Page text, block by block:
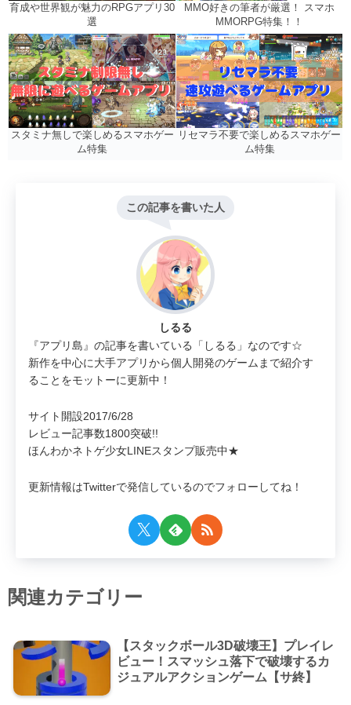
育成や世界観が魅力のRPGアプリ30
選
MMO好きの筆者が厳選！ スマホ
MMORPG特集！！
スタミナ無しで楽しめるスマホゲー
ム特集
リセマラ不要で楽しめるスマホゲー
ム特集
この記事を書いた人
しるる
『アプリ島』の記事を書いている「しるる」なのです☆
新作を中心に大手アプリから個人開発のゲームまで紹介す
ることをモットーに更新中！
サイト開設2017/6/28
レビュー記事数1800突破!!
ほんわかネトゲ少女LINEスタンプ販売中★
更新情報はTwitterで発信しているのでフォローしてね！
関連カテゴリー
【スタックボール3D破壊王】プレイレ
ビュー！スマッシュ落下で破壊するカ
ジュアルアクションゲーム【サ終】